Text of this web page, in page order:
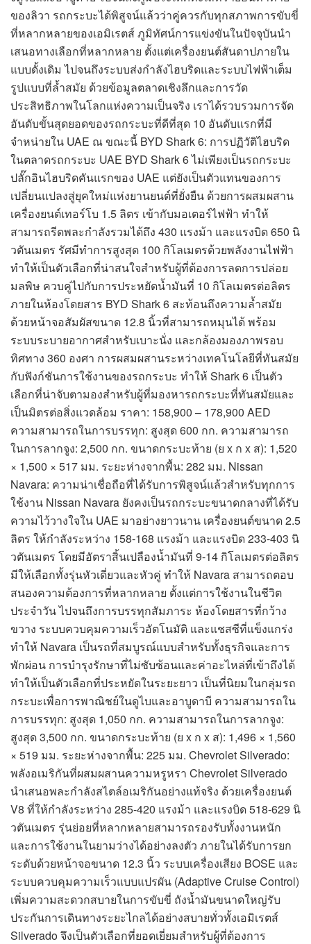
ของลิวา รถกระบะได้พิสูจน์แล้วว่าคู่ควรกับทุกสภาพการขับขี่
ที่หลากหลายของเอมิเรตส์ ภูมิทัศน์การแข่งขันในปัจจุบันนำ
เสนอทางเลือกที่หลากหลาย ตั้งแต่เครื่องยนต์สันดาปภายใน
แบบดั้งเดิม ไปจนถึงระบบส่งกำลังไฮบริดและระบบไฟฟ้าเต็ม
รูปแบบที่ล้ำสมัย ด้วยข้อมูลตลาดเชิงลึกและการวัด
ประสิทธิภาพในโลกแห่งความเป็นจริง เราได้รวบรวมการจัด
อันดับขั้นสุดยอดของรถกระบะที่ดีที่สุด 10 อันดับแรกที่มี
จำหน่ายใน UAE ณ ขณะนี้ BYD Shark 6: การปฏิวัติไฮบริด
ในตลาดรถกระบะ UAE BYD Shark 6 ไม่เพียงเป็นรถกระบะ
ปลั๊กอินไฮบริดคันแรกของ UAE แต่ยังเป็นตัวแทนของการ
เปลี่ยนแปลงสู่ยุคใหม่แห่งยานยนต์ที่ยั่งยืน ด้วยการผสมผสาน
เครื่องยนต์เทอร์โบ 1.5 ลิตร เข้ากับมอเตอร์ไฟฟ้า ทำให้
สามารถรีดพละกำลังรวมได้ถึง 430 แรงม้า และแรงบิด 650 นิ
วตันเมตร รัศมีทำการสูงสุด 100 กิโลเมตรด้วยพลังงานไฟฟ้า
ทำให้เป็นตัวเลือกที่น่าสนใจสำหรับผู้ที่ต้องการลดการปล่อย
มลพิษ ควบคู่ไปกับการประหยัดน้ำมันที่ 10 กิโลเมตรต่อลิตร
ภายในห้องโดยสาร BYD Shark 6 สะท้อนถึงความล้ำสมัย
ด้วยหน้าจอสัมผัสขนาด 12.8 นิ้วที่สามารถหมุนได้ พร้อม
ระบบระบายอากาศสำหรับเบาะนั่ง และกล้องมองภาพรอบ
ทิศทาง 360 องศา การผสมผสานระหว่างเทคโนโลยีที่ทันสมัย
กับฟังก์ชันการใช้งานของรถกระบะ ทำให้ Shark 6 เป็นตัว
เลือกที่น่าจับตามองสำหรับผู้ที่มองหารถกระบะที่ทันสมัยและ
เป็นมิตรต่อสิ่งแวดล้อม ราคา: 158,900 – 178,900 AED
ความสามารถในการบรรทุก: สูงสุด 600 กก. ความสามารถ
ในการลากจูง: 2,500 กก. ขนาดกระบะท้าย (ย x ก x ส): 1,520
× 1,500 × 517 มม. ระยะห่างจากพื้น: 282 มม. Nissan
Navara: ความน่าเชื่อถือที่ได้รับการพิสูจน์แล้วสำหรับทุกการ
ใช้งาน Nissan Navara ยังคงเป็นรถกระบะขนาดกลางที่ได้รับ
ความไว้วางใจใน UAE มาอย่างยาวนาน เครื่องยนต์ขนาด 2.5
ลิตร ให้กำลังระหว่าง 158-168 แรงม้า และแรงบิด 233-403 นิ
วตันเมตร โดยมีอัตราสิ้นเปลืองน้ำมันที่ 9-14 กิโลเมตรต่อลิตร
มีให้เลือกทั้งรุ่นหัวเดี่ยวและหัวคู่ ทำให้ Navara สามารถตอบ
สนองความต้องการที่หลากหลาย ตั้งแต่การใช้งานในชีวิต
ประจำวัน ไปจนถึงการบรรทุกสัมภาระ ห้องโดยสารที่กว้าง
ขวาง ระบบควบคุมความเร็วอัตโนมัติ และแชสซีที่แข็งแกร่ง
ทำให้ Navara เป็นรถที่สมบูรณ์แบบสำหรับทั้งธุรกิจและการ
พักผ่อน การบำรุงรักษาที่ไม่ซับซ้อนและค่าอะไหล่ที่เข้าถึงได้
ทำให้เป็นตัวเลือกที่ประหยัดในระยะยาว เป็นที่นิยมในกลุ่มรถ
กระบะเพื่อการพาณิชย์ในดูไบและอาบูดาบี ความสามารถใน
การบรรทุก: สูงสุด 1,050 กก. ความสามารถในการลากจูง:
สูงสุด 3,500 กก. ขนาดกระบะท้าย (ย x ก x ส): 1,496 × 1,560
× 519 มม. ระยะห่างจากพื้น: 225 มม. Chevrolet Silverado:
พลังอเมริกันที่ผสมผสานความหรูหรา Chevrolet Silverado
นำเสนอพละกำลังสไตล์อเมริกันอย่างแท้จริง ด้วยเครื่องยนต์
V8 ที่ให้กำลังระหว่าง 285-420 แรงม้า และแรงบิด 518-629 นิ
วตันเมตร รุ่นย่อยที่หลากหลายสามารถรองรับทั้งงานหนัก
และการใช้งานในยามว่างได้อย่างลงตัว ภายในได้รับการยก
ระดับด้วยหน้าจอขนาด 12.3 นิ้ว ระบบเครื่องเสียง BOSE และ
ระบบควบคุมความเร็วแบบแปรผัน (Adaptive Cruise Control)
เพิ่มความสะดวกสบายในการขับขี่ ถังน้ำมันขนาดใหญ่รับ
ประกันการเดินทางระยะไกลได้อย่างสบายทั่วทั้งเอมิเรตส์
Silverado จึงเป็นตัวเลือกที่ยอดเยี่ยมสำหรับผู้ที่ต้องการ